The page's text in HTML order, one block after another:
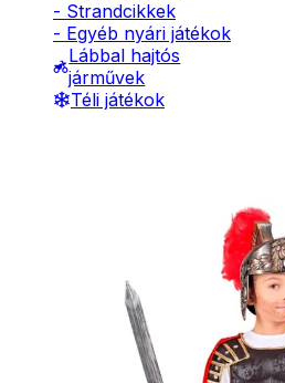
- Strandcikkek
- Egyéb nyári játékok
Lábbal hajtós
járművek
Téli játékok